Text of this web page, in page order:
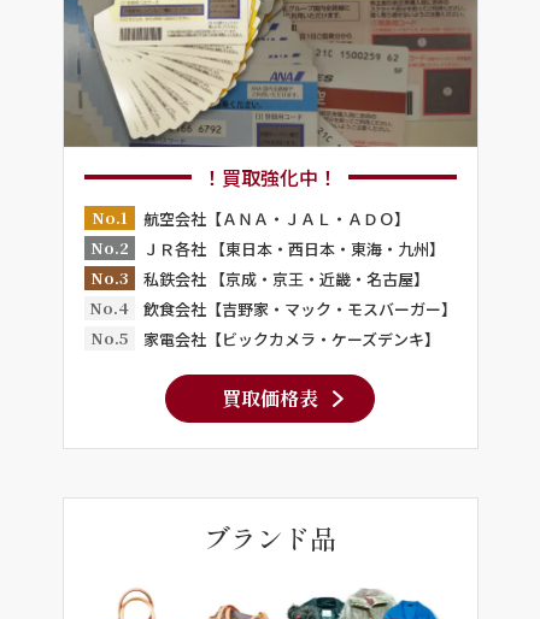
！買取強化中！
No.1
航空会社【ＡＮＡ・ＪＡＬ・ＡＤＯ】
No.2
ＪＲ各社 【東日本・西日本・東海・九州】
No.3
私鉄会社 【京成・京王・近畿・名古屋】
No.4
飲食会社【吉野家・マック・モスバーガー】
No.5
家電会社【ビックカメラ・ケーズデンキ】
買取価格表
ブランド品